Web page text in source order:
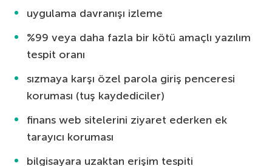
uygulama davranışı izleme
%99 veya daha fazla bir kötü amaçlı yazılım
tespit oranı
sızmaya karşı özel parola giriş penceresi
koruması (tuş kaydediciler)
finans web sitelerini ziyaret ederken ek
tarayıcı koruması
bilgisayara uzaktan erişim tespiti